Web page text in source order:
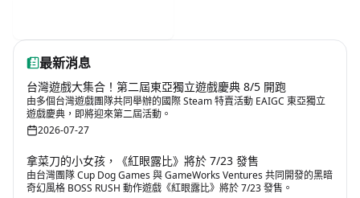
最新消息
台灣遊戲大集合！第二屆東亞獨立遊戲慶典 8/5 開跑
由多個台灣遊戲團隊共同舉辦的國際 Steam 特賣活動 EAIGC 東亞獨立
遊戲慶典，即將迎來第二屆活動。
2026-07-27
拿菜刀的小女孩，《紅眼露比》將於 7/23 發售
由台灣團隊 Cup Dog Games 與 GameWorks Ventures 共同開發的黑暗
奇幻風格 BOSS RUSH 動作遊戲《紅眼露比》將於 7/23 發售。